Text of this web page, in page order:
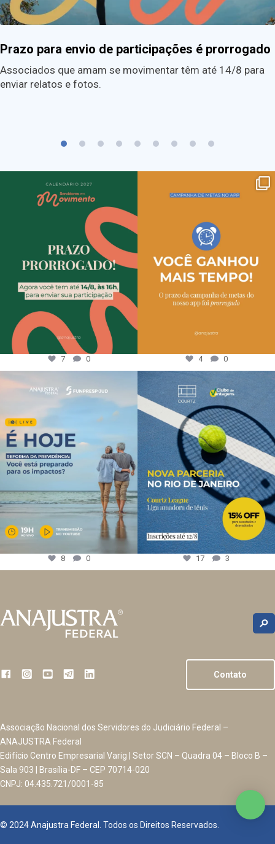
Prazo para envio de participações é prorrogado
Associados que amam se movimentar têm até 14/8 para
enviar relatos e fotos.
7 0 4 0
8 0 17 3
Contato
Associação Nacional dos Servidores do Judiciário Federal –
ANAJUSTRA Federal
Edifício Centro Empresarial Varig | Setor SCN – Quadra 04 – Bloco B –
Sala 903 | Brasília-DF – CEP 70714-020
CNPJ: 04.435.721/0001-85
© 2024 Anajustra Federal. Todos os Direitos Reservados.